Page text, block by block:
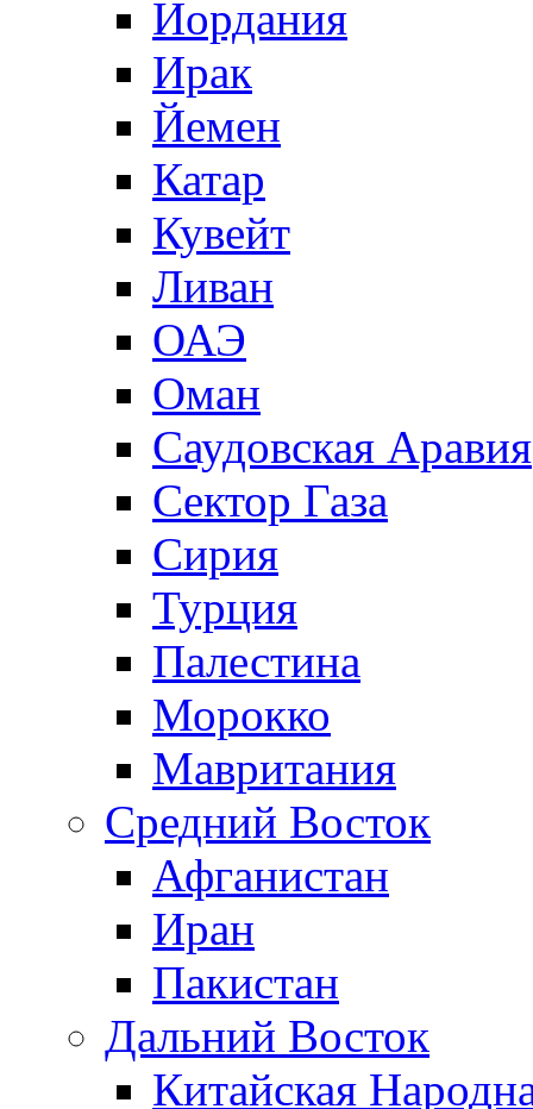
Иордания
Ирак
Йемен
Катар
Кувейт
Ливан
ОАЭ
Оман
Саудовская Аравия
Сектор Газа
Сирия
Турция
Палестина
Морокко
Мавритания
Средний Восток
Афганистан
Иран
Пакистан
Дальний Восток
Китайская